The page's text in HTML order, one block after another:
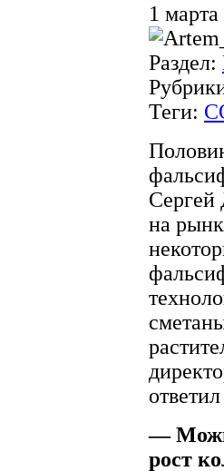
1
Раздел:
Теги:
Сергей
на
—
рост